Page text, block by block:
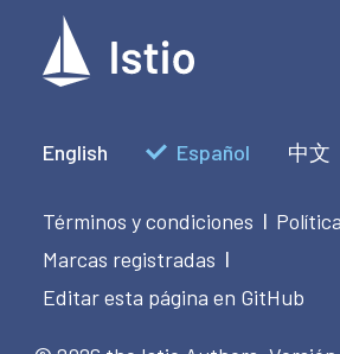
English Español 中文
Términos y condiciones |
Marcas registradas |
Editar esta página en GitHub